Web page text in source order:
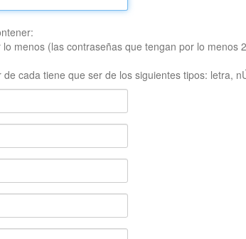
menos (las contraseñas que tengan por lo menos
cada tiene que ser de los siguientes tipos: letra,